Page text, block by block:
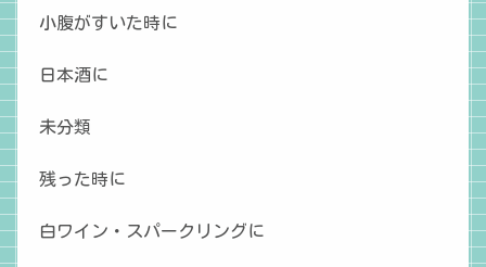
小腹がすいた時に
日本酒に
未分類
残った時に
白ワイン・スパークリングに